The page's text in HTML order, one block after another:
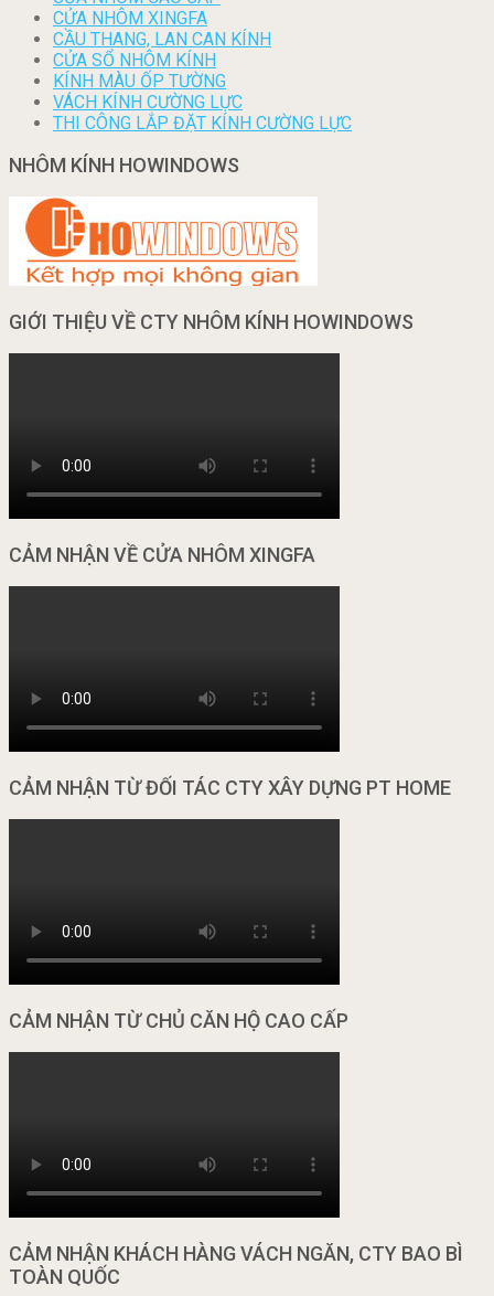
CỬA NHÔM XINGFA
CẦU THANG, LAN CAN KÍNH
CỬA SỔ NHÔM KÍNH
KÍNH MÀU ỐP TƯỜNG
VÁCH KÍNH CƯỜNG LỰC
THI CÔNG LẮP ĐẶT KÍNH CƯỜNG LỰC
NHÔM KÍNH HOWINDOWS
GIỚI THIỆU VỀ CTY NHÔM KÍNH HOWINDOWS
CẢM NHẬN VỀ CỬA NHÔM XINGFA
CẢM NHẬN TỪ ĐỐI TÁC CTY XÂY DỰNG PT HOME
CẢM NHẬN TỪ CHỦ CĂN HỘ CAO CẤP
CẢM NHẬN KHÁCH HÀNG VÁCH NGĂN, CTY BAO BÌ
TOÀN QUỐC